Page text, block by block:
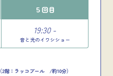
５回目
19:30 -
音と光のイワシショー
（2階：ラッコプール /約10分）